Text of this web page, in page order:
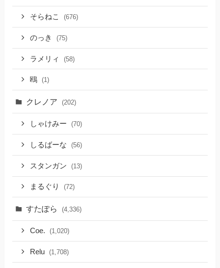
そらねこ (676)
のっき (75)
ラメリィ (58)
鴎 (1)
クレノア (202)
しゃけみー (70)
しるばーな (56)
スタンガン (13)
まるぐり (72)
すたぽら (4,336)
Coe. (1,020)
Relu (1,708)